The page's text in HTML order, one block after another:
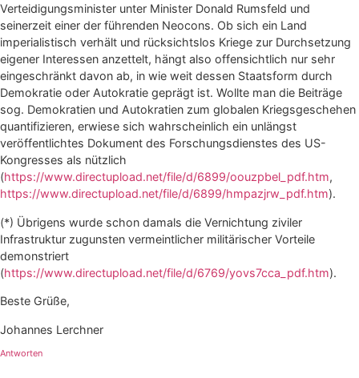
Verteidigungsminister unter Minister Donald Rumsfeld und
seinerzeit einer der führenden Neocons. Ob sich ein Land
imperialistisch verhält und rücksichtslos Kriege zur Durchsetzung
eigener Interessen anzettelt, hängt also offensichtlich nur sehr
eingeschränkt davon ab, in wie weit dessen Staatsform durch
Demokratie oder Autokratie geprägt ist. Wollte man die Beiträge
sog. Demokratien und Autokratien zum globalen Kriegsgeschehen
quantifizieren, erwiese sich wahrscheinlich ein unlängst
veröffentlichtes Dokument des Forschungsdienstes des US-
Kongresses als nützlich
(https://www.directupload.net/file/d/6899/oouzpbel_pdf.htm,
https://www.directupload.net/file/d/6899/hmpazjrw_pdf.htm).
(*) Übrigens wurde schon damals die Vernichtung ziviler
Infrastruktur zugunsten vermeintlicher militärischer Vorteile
demonstriert
(https://www.directupload.net/file/d/6769/yovs7cca_pdf.htm).
Beste Grüße,
Johannes Lerchner
Antworten